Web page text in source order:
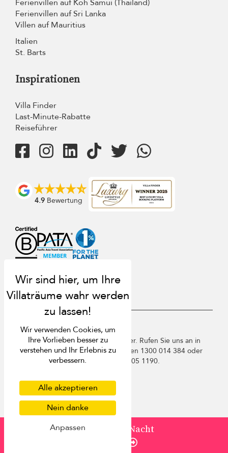
von
/ Nacht
Ferienvillen auf Koh Samui (Thailand)
Ferienvillen auf Sri Lanka
Villen auf Mauritius
Italien
St. Barts
Inspirationen
Villa Finder
Last-Minute-Rabatte
Reiseführer
4.9 Bewertung
USD $ de Deutsch
Copyright © 2026 Phuket Villa Finder. Rufen Sie uns an in
Thailand +66 60 003 5911 / Australien 1300 014 384 oder
+61 2 9191 7419 / Singapur +65 3105 1190.
Datenschutzbestimmungen
Cookies
Wir verwenden Cookies, um
Ihre Vorlieben besser zu
verstehen und Ihr Erlebnis zu
verbessern.
Alle akzeptieren
Nein danke
Anpassen